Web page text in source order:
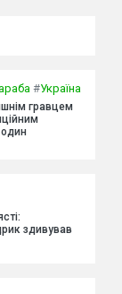
#Україна
гравцем
здивував